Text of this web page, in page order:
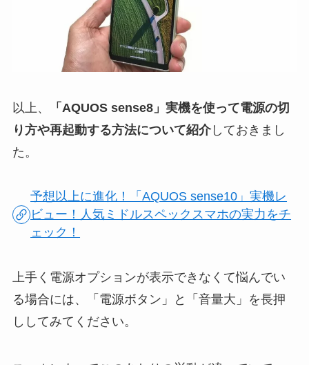
以上、
「AQUOS sense8」実機を使って電源の切
り方や再起動する方法について紹介しておきまし
た。
予想以上に進化！「AQUOS sense10」実機レ
ビュー！人気ミドルスペックスマホの実力をチ
ェック！
上手く電源オプションが表示できなくて悩んでい
る場合には、「電源ボタン」と「音量大」を長押
ししてみてください。